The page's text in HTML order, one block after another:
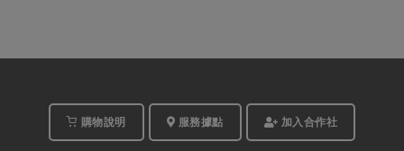
購物說明 服務據點 加入合作社